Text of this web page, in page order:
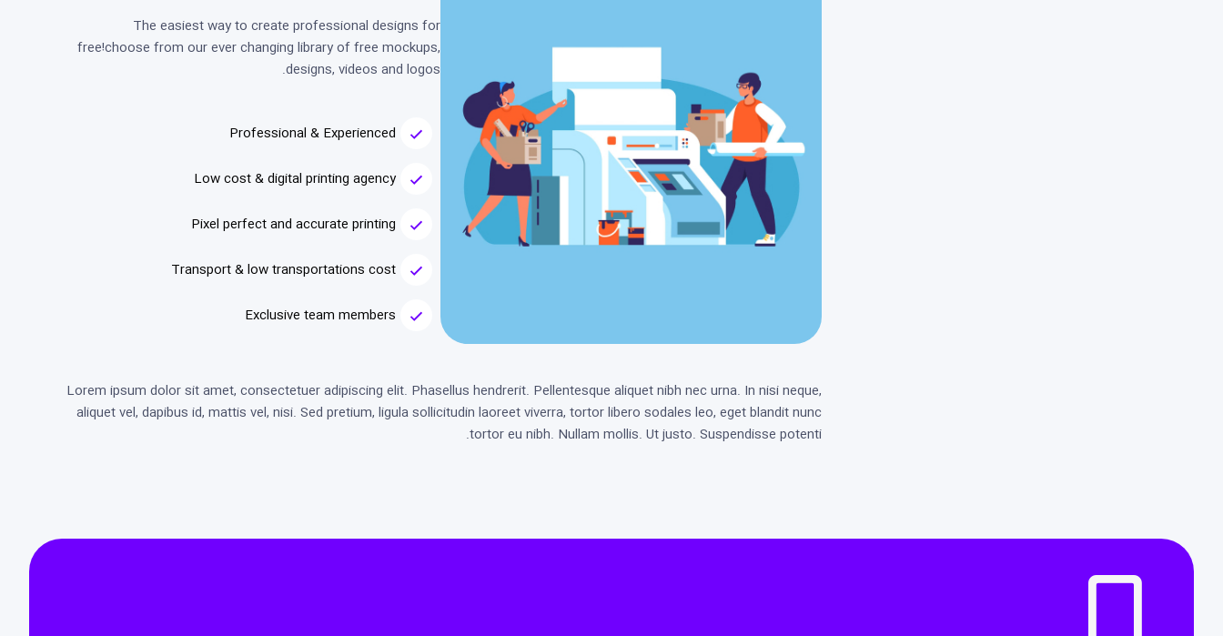
The easiest way to create professional designs for
free!choose from our ever changing library of free mockups,
designs, videos and logos.
Professional & Experienced
Low cost & digital printing agency
Pixel perfect and accurate printing
Transport & low transportations cost
Exclusive team members
Lorem ipsum dolor sit amet, consectetuer adipiscing elit. Phasellus hendrerit. Pellentesque aliquet nibh nec urna. In nisi neque,
aliquet vel, dapibus id, mattis vel, nisi. Sed pretium, ligula sollicitudin laoreet viverra, tortor libero sodales leo, eget blandit nunc
tortor eu nibh. Nullam mollis. Ut justo. Suspendisse potenti.